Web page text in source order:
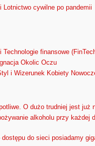
cywilne po pandemii
finansowe
Okolic Oczu
i Wizerunek Kobiety
O dużo trudniej jest już
alkoholu przy każdej
do sieci posiadamy